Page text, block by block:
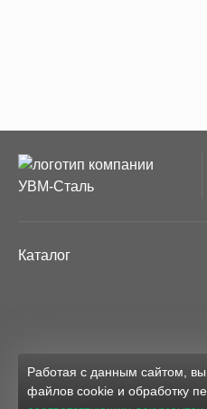
Каталог
Работая с данным сайтом,
файлов cookie и обработку